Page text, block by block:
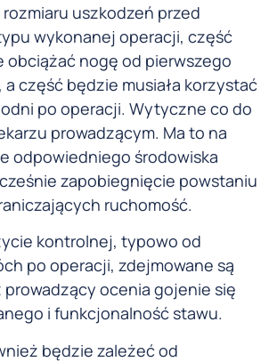
uszkodzeń przed
wykonanej operacji, część
obciążać nogę od pierwszego
część będzie musiała korzystać
po operacji. Wytyczne co do
prowadzącym. Ma to na
odpowiedniego środowiska
zapobiegnięcie powstaniu
ruchomość.
kontrolnej, typowo od
po operacji, zdejmowane są
prowadzący ocenia gojenie się
i funkcjonalność stawu.
będzie zależeć od